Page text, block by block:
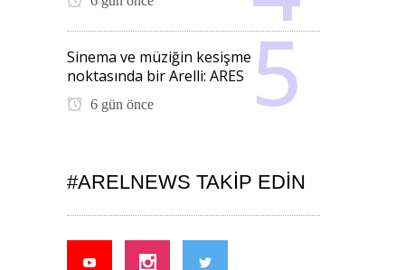
Sinema ve müziğin kesişme
noktasında bir Arelli: ARES
6 gün önce
#ARELNEWS TAKIP EDIN